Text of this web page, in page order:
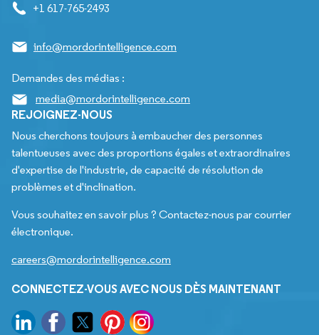
+1 617-765-2493
info@mordorintelligence.com
Demandes des médias :
media@mordorintelligence.com
REJOIGNEZ-NOUS
Nous cherchons toujours à embaucher des personnes
talentueuses avec des proportions égales et extraordinaires
d'expertise de l'industrie, de capacité de résolution de
problèmes et d'inclination.
Vous souhaitez en savoir plus ? Contactez-nous par courrier
électronique.
careers@mordorintelligence.com
CONNECTEZ-VOUS AVEC NOUS DÈS MAINTENANT